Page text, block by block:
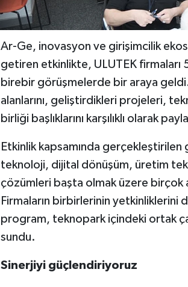
Ar-Ge, inovasyon ve girişimcilik
getiren etkinlikte, ULUTEK firmaları
birebir görüşmelerde bir araya
alanlarını, geliştirdikleri projeleri,
birliği başlıklarını karşılıklı olarak
Etkinlik kapsamında gerçekleştirilen
teknoloji, dijital dönüşüm, üretim
çözümleri başta olmak üzere birçok
Firmaların birbirlerinin yetkinliklerini
program, teknopark içindeki ortak
sundu.
Sinerjiyi güçlendiriyoruz